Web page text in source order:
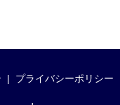
プライバシーポリシー